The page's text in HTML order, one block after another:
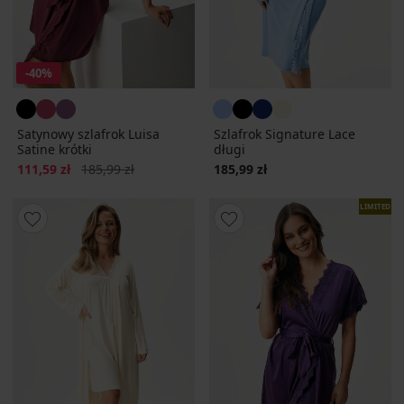
-40%
Satynowy szlafrok Luisa
Satine krótki
Zniżka
111,59 zł Pierwotna cena
185,99 zł
Szlafrok Signature Lace
długi
185,99 zł
LIMITED